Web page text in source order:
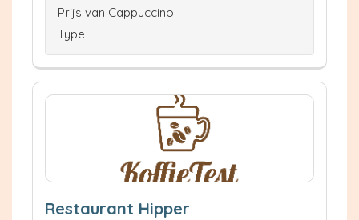
Prijs van Cappuccino
Type
Restaurant Hipper